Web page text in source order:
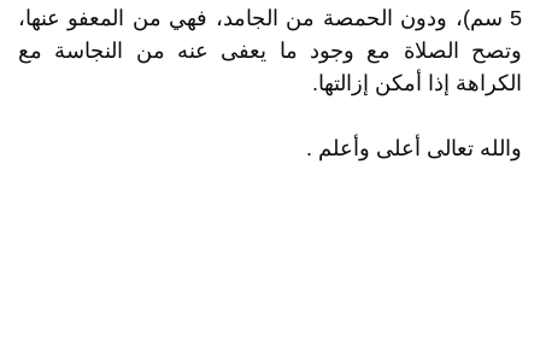
5 سم)، ودون الحمصة من الجامد، فهي من المعفو عنها،
وتصح الصلاة مع وجود ما يعفى عنه من النجاسة مع
الكراهة إذا أمكن إزالتها.
والله تعالى أعلى وأعلم .